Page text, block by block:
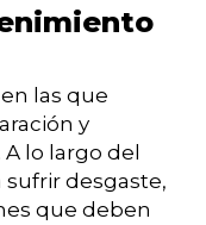
las que
y
lo largo del
desgaste,
que deben